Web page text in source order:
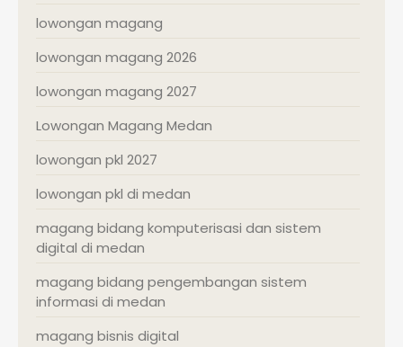
lowongan magang
lowongan magang 2026
lowongan magang 2027
Lowongan Magang Medan
lowongan pkl 2027
lowongan pkl di medan
magang bidang komputerisasi dan sistem
digital di medan
magang bidang pengembangan sistem
informasi di medan
magang bisnis digital